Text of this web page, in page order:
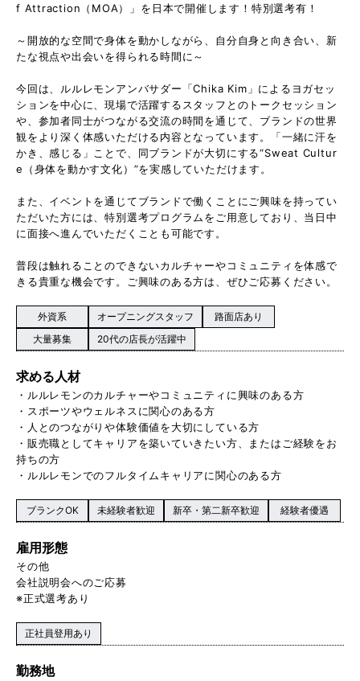
f Attraction（MOA）」を日本で開催します！特別選考有！
～開放的な空間で身体を動かしながら、自分自身と向き合い、新
たな視点や出会いを得られる時間に～
今回は、ルルレモンアンバサダー「Chika Kim」によるヨガセッ
ションを中心に、現場で活躍するスタッフとのトークセッション
や、参加者同士がつながる交流の時間を通じて、ブランドの世界
観をより深く体感いただける内容となっています。「一緒に汗を
かき、感じる」ことで、同ブランドが大切にする“Sweat Cultur
e（身体を動かす文化）”を実感していただけます。
また、イベントを通じてブランドで働くことにご興味を持ってい
ただいた方には、特別選考プログラムをご用意しており、当日中
に面接へ進んでいただくことも可能です。
普段は触れることのできないカルチャーやコミュニティを体感で
きる貴重な機会です。ご興味のある方は、ぜひご応募ください。
外資系 オープニングスタッフ
路面店あり
大量募集
20代の店長が活躍中
求める人材
・ルルレモンのカルチャーやコミュニティに興味のある方
・スポーツやウェルネスに関心のある方
・人とのつながりや体験価値を大切にしている方
・販売職としてキャリアを築いていきたい方、またはご経験をお
持ちの方
・ルルレモンでのフルタイムキャリアに関心のある方
ブランクOK 未経験者歓迎 新卒・第二新卒歓迎 経験者優遇
雇用形態
その他
会社説明会へのご応募
※正式選考あり
正社員登用あり
勤務地